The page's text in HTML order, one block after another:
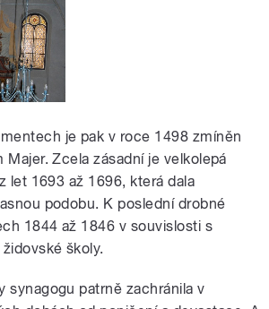
je pak v roce 1498 zmíněn
Majer. Zcela zásadní je velkolepá
let 1693 až 1696, která dala
podobu. K poslední drobné
1844 až 1846 v souvislosti s
školy.
synagogu patrně zachránila v